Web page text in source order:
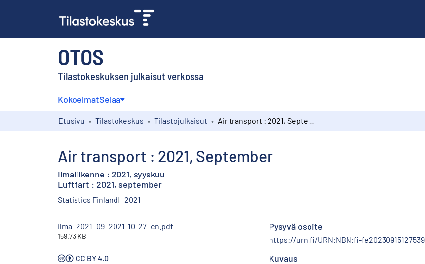
OTOS
Tilastokeskuksen julkaisut verkossa
KokoelmatSelaa
Etusivu Tilastokeskus Tilastojulkaisut
Air transport : 2021, September
Ilmaliikenne : 2021, syyskuu
Luftfart : 2021, september
Statistics Finland 2021
ilma_2021_09_2021-10-27_en.pdf
159.73 KB
CC BY 4.0
Pysyvä osoite
https://urn.fi/URN:NBN:fi-fe20230915127539
Kuvaus